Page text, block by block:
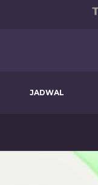
JADWAL